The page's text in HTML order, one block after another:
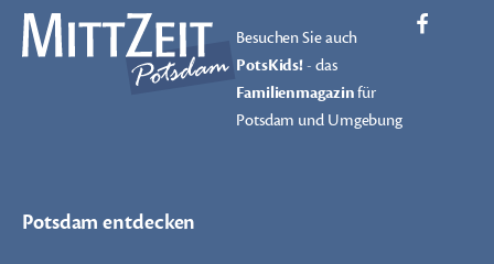
Besuchen Sie auch
PotsKids!- das
Familienmagazinfür
Potsdam und Umgebung
Potsdam entdecken